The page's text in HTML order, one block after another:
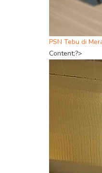
PSN Tebu di
Content;?>